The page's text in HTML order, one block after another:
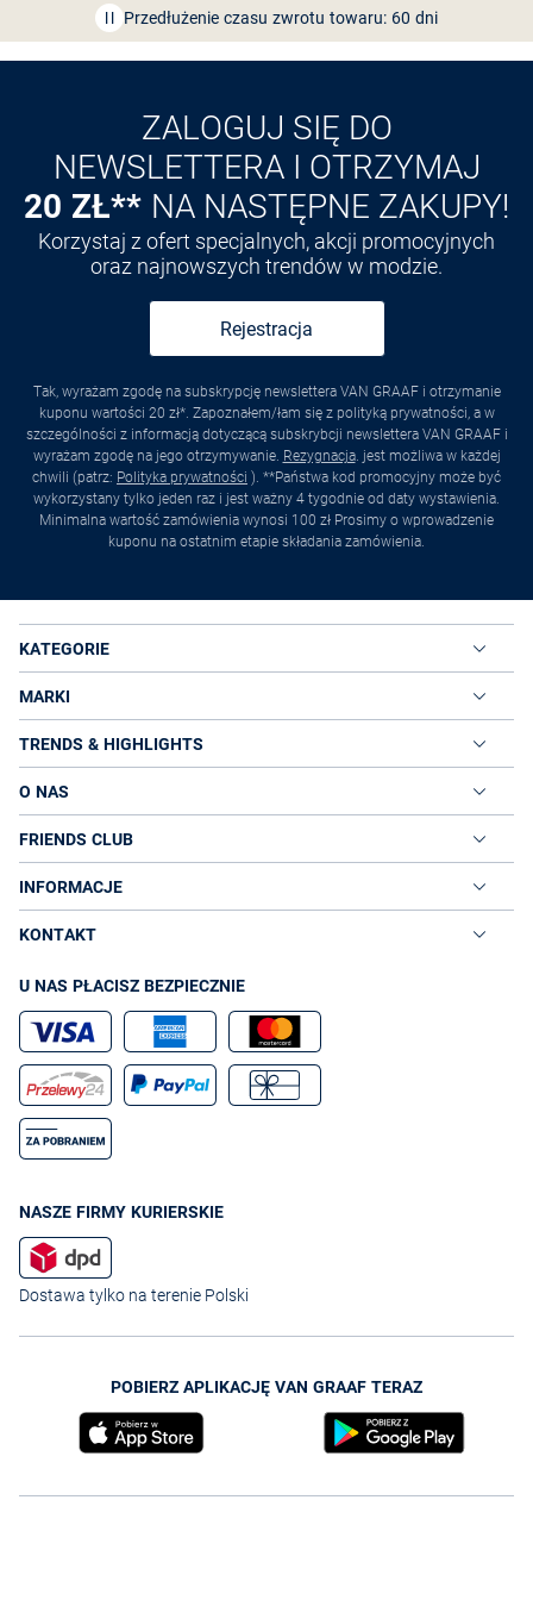
Przedłużenie czasu zwrotu towaru: 60 dni
Odkryj aplikację VANGRAAF
ZALOGUJ SIĘ DO
NEWSLETTERA I OTRZYMAJ
20 ZŁ** NA NASTĘPNE ZAKUPY!
Korzystaj z ofert specjalnych, akcji promocyjnych
oraz najnowszych trendów w modzie.
Rejestracja
Tak, wyrażam zgodę na subskrypcję newslettera VAN GRAAF i otrzymanie
kuponu wartości 20 zł*. Zapoznałem/łam się z polityką prywatności, a w
szczególności z informacją dotyczącą subskrybcji newslettera VAN GRAAF i
wyrażam zgodę na jego otrzymywanie. Rezygnacja. jest możliwa w każdej
chwili (patrz: Polityka prywatności ). **Państwa kod promocyjny może być
wykorzystany tylko jeden raz i jest ważny 4 tygodnie od daty wystawienia.
Minimalna wartość zamówienia wynosi 100 zł Prosimy o wprowadzenie
kuponu na ostatnim etapie składania zamówienia.
KATEGORIE
MARKI
TRENDS & HIGHLIGHTS
O NAS
FRIENDS CLUB
INFORMACJE
KONTAKT
U NAS PŁACISZ BEZPIECZNIE
NASZE FIRMY KURIERSKIE
Dostawa tylko na terenie Polski
POBIERZ APLIKACJĘ VAN GRAAF TERAZ